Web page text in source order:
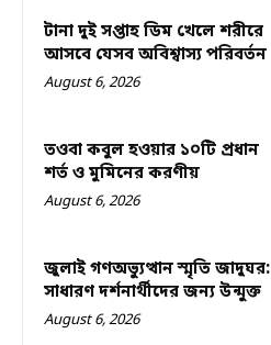
টানা দুই সপ্তাহ ডিম খেলে শরীরে
আসবে যেসব অবিশ্বাস্য পরিবর্তন
August 6, 2026
তওবা কবুল হওয়ার ১০টি প্রধান
শর্ত ও মুমিনের করণীয়
August 6, 2026
জুলাই গণঅভ্যুত্থান স্মৃতি জাদুঘর:
সাধারণ দর্শনার্থীদের জন্য উন্মুক্ত
August 6, 2026